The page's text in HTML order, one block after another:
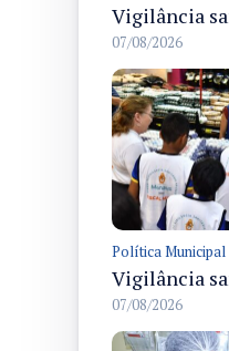
07/08/2026
Política Municipal
07/08/2026